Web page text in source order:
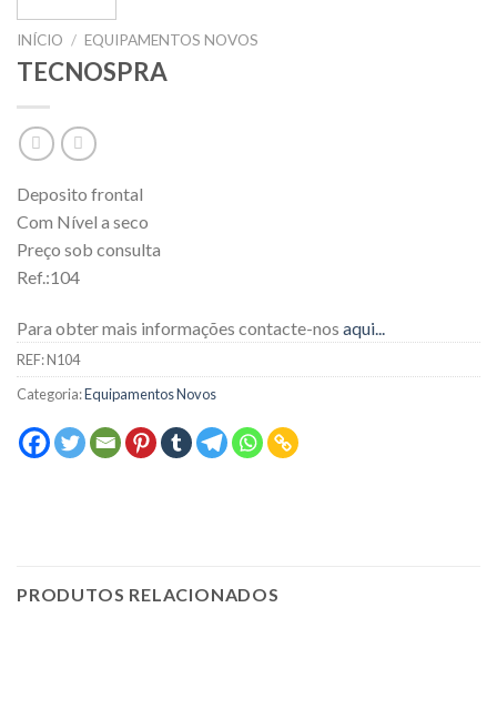
INÍCIO / EQUIPAMENTOS NOVOS
TECNOSPRA
Deposito frontal
Com Nível a seco
Preço sob consulta
Ref.:104
Para obter mais informações contacte-nos aqui...
REF:N104
Categoria:Equipamentos Novos
PRODUTOS RELACIONADOS